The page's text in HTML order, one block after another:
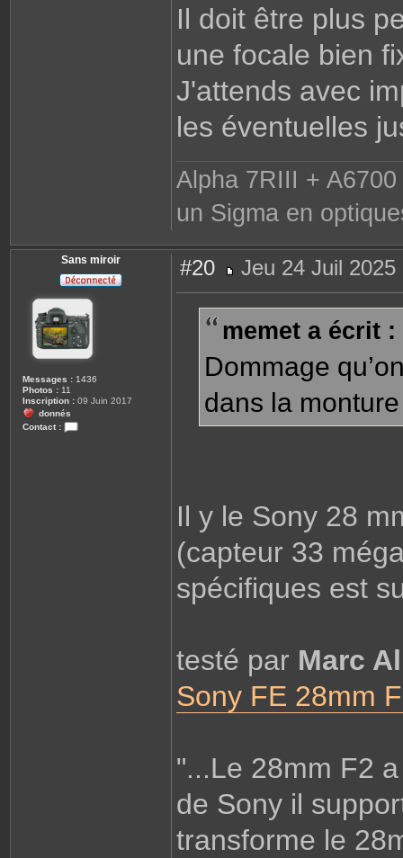
Il doit être plus
une focale bien
J'attends avec
les éventuelles
Alpha 7RIII +
un Sigma en
Sans miroir
Messages : 1436
Photos : 11
Inscription : 09 Juin 2017
donnés
Contact :
#20
e
Jeu 24 Juil 2025
memet a écrit :
Dommage
dans la
Il y le Sony 28
(capteur 33
spécifiques est
testé par Marc
Sony FE 28mm
"...Le 28mm F2
de Sony il
transforme le